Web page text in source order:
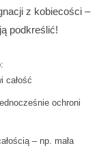
z kobiecości –
podkreślić!
całość
ochroni
– np. mała